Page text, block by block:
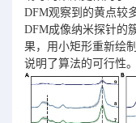
DFM观察到的黄点较
DFM成像纳米探针的
果，用小矩形重新绘
说明了算法的可行性。